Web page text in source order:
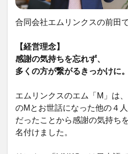
合同会社エムリンクスの前田で
【経営理念】
感謝の気持ちを忘れず、
多くの方が繋がるきっかけに。
エムリンクスのエム「M」は
のMとお世話になった他の４
だったことから感謝の気持ち
名付けました。